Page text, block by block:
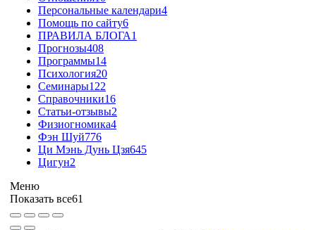
Персональные календари4
Помощь по сайту6
ПРАВИЛА БЛОГА1
Прогнозы408
Программы14
Психология20
Семинары122
Справочники16
Статьи-отзывы2
Физиогномика4
Фэн Шуй776
Ци Мэнь Дунь Цзя645
Цигун2
Меню
Показать все61